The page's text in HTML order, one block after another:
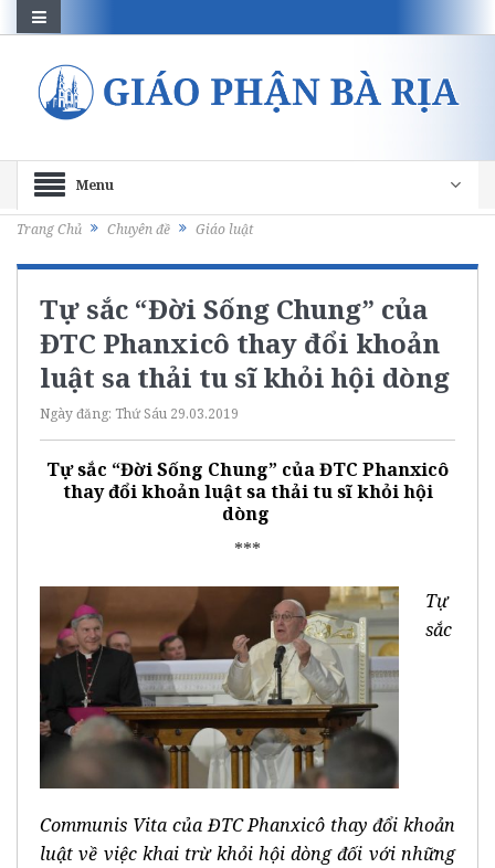
Menu
Trang Chủ Chuyên đề Giáo luật
Tự sắc “Đời Sống Chung” của
ĐTC Phanxicô thay đổi khoản
luật sa thải tu sĩ khỏi hội dòng
Ngày đăng: Thứ Sáu 29.03.2019
Tự sắc “Đời Sống Chung” của ĐTC Phanxicô
thay đổi khoản luật sa thải tu sĩ khỏi hội
dòng
***
Tự
sắc
Communis Vita của ĐTC Phanxicô thay đổi khoản
luật về việc khai trừ khỏi hội dòng đối với những